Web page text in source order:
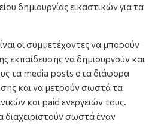
δημιουργίας εικαστικών για τα
οι συμμετέχοντες να μπορούν
εκπαίδευσης να δημιουργούν και
τα media posts στα διάφορα
και να μετρούν σωστά τα
και paid ενεργειών τους.
διαχειριστούν σωστά έναν